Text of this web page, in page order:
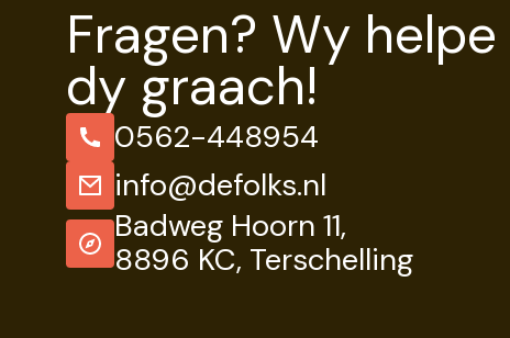
Fragen? Wy helpe
dy graach!
0562-448954
info@defolks.nl
Badweg Hoorn 11,
8896 KC, Terschelling